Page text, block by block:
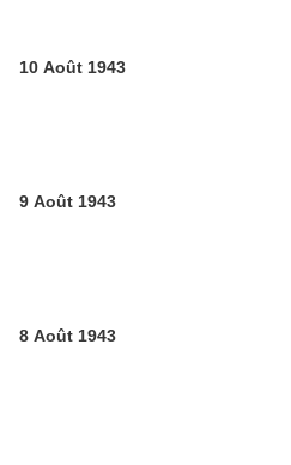
10 Août 1943
9 Août 1943
8 Août 1943